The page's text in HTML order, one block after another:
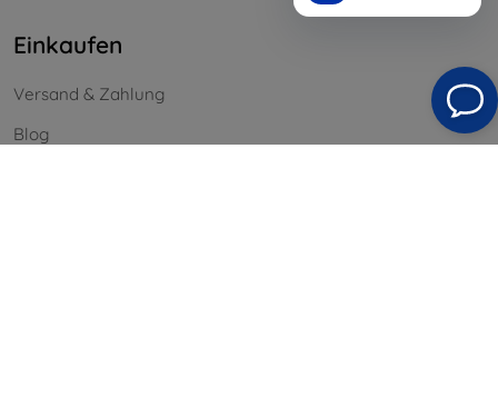
Einkaufen
Versand & Zahlung
Blog